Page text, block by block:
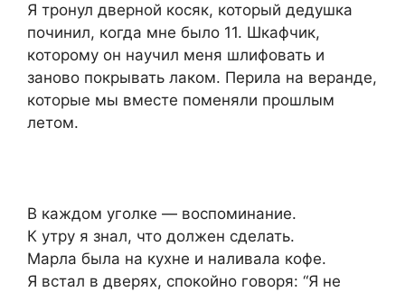
Я тронул дверной косяк, который дедушка
починил, когда мне было 11. Шкафчик,
которому он научил меня шлифовать и
заново покрывать лаком. Перила на веранде,
которые мы вместе поменяли прошлым
летом.
В каждом уголке — воспоминание.
К утру я знал, что должен сделать.
Марла была на кухне и наливала кофе.
Я встал в дверях, спокойно говоря: “Я не